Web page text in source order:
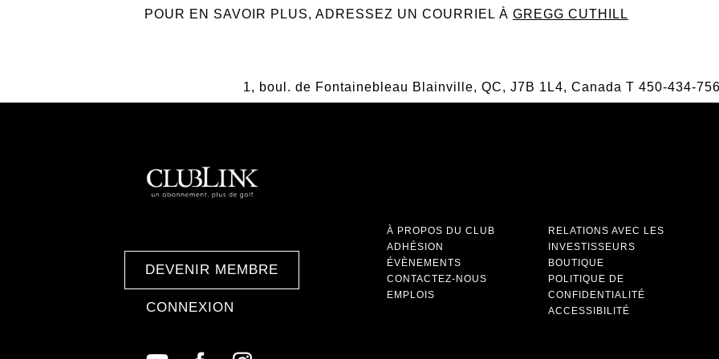
POUR EN SAVOIR PLUS, ADRESSEZ UN COURRIEL À GREGG CUTHILL
1, boul. de Fontainebleau Blainville, QC, J7B 1L4, Canada T 450-434-
DEVENIR MEMBRE
CONNEXION
À PROPOS DU CLUB
ADHÉSION
ÉVÈNEMENTS
CONTACTEZ-NOUS
EMPLOIS
RELATIONS AVEC LES
INVESTISSEURS
BOUTIQUE
POLITIQUE DE
CONFIDENTIALITÉ
ACCESSIBILITÉ